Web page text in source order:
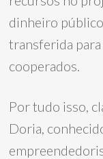
dinheiro
transferida
cooperados.
Por tudo isso,
Doria,